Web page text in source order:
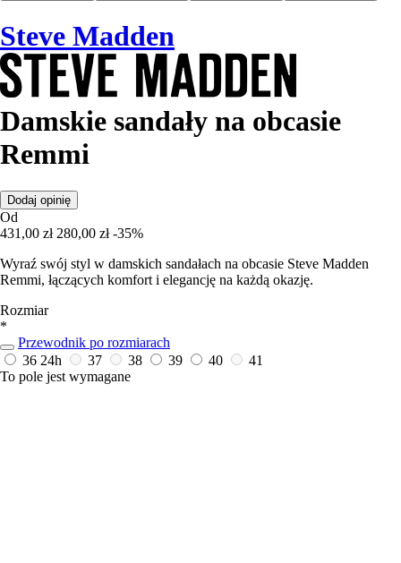
Steve Madden
Damskie sandały na obcasie
Remmi
Dodaj opinię
Od
431,00 zł 280,00 zł -35%
Wyraź swój styl w damskich sandałach na obcasie Steve Madden
Remmi, łączących komfort i elegancję na każdą okazję.
Rozmiar
*
Przewodnik po rozmiarach
36 24h 37 38 39 40
41
To pole jest wymagane